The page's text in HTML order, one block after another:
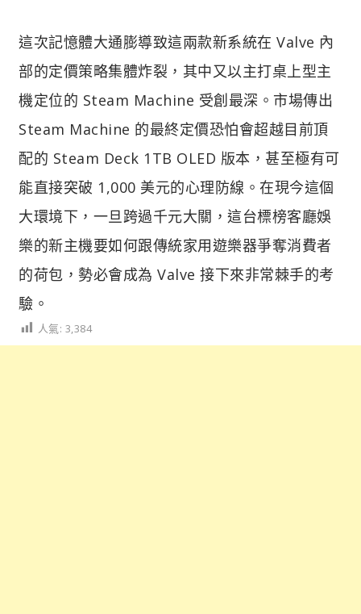
這次記憶體大通膨導致這兩款新系統在 Valve 內
部的定價策略集體炸裂，其中又以主打桌上型主
機定位的 Steam Machine 受創最深。市場傳出
Steam Machine 的最終定價恐怕會超越目前頂
配的 Steam Deck 1TB OLED 版本，甚至極有可
能直接突破 1,000 美元的心理防線。在現今這個
大環境下，一旦跨過千元大關，這台標榜客廳娛
樂的新主機要如何跟傳統家用遊樂器爭奪消費者
的荷包，勢必會成為 Valve 接下來非常棘手的考
驗。
人氣: 3,384